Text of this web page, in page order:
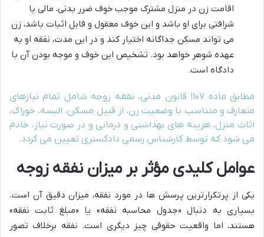
اقامت زن در منزل مشترک موجب خوف ضرر بدنی، مالی یا
شرافتی برای او باشد و این خوف معقول و قابل اثبات باشد، زن
می تواند مسکن جداگانه اختیار کند و در این مدت، نفقه او به
عهده شوهر خواهد بود. تشخیص این خوف و موجه بودن آن با
دادگاه است.
مطابق ماده ۱۱۰۷ قانون مدنی، نفقه زوجه شامل تمام نیازهای
متعارف و متناسب با وضعیت زن، از قبیل مسکن، البسه، خوراک،
اثاث منزل، هزینه های بهداشتی و درمانی و در صورت نیاز، خادم
می شود که توسط کارشناس رسمی دادگستری تعیین می گردد.
عوامل کلیدی مؤثر بر میزان نفقه زوجه
یکی از پرتکرارترین پرسش ها در مورد نفقه، میزان دقیق آن است.
بسیاری به دنبال «جدول محاسبه نفقه» یا «مبلغ ثابت نفقه»
هستند، اما واقعیت حقوقی چیز دیگری است. نفقه برخلاف تصور